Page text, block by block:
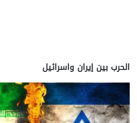
الحرب بين إيران واسرائيل